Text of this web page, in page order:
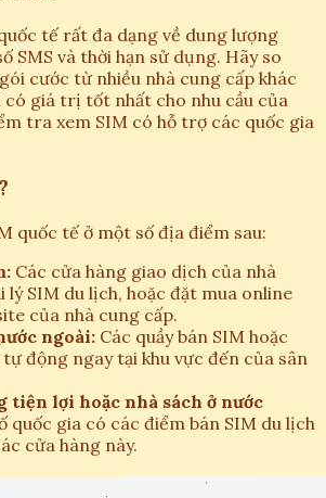
tế rất đa dạng về dung lượng
SMS và thời hạn sử dụng. Hãy so
cước từ nhiều nhà cung cấp khác
giá trị tốt nhất cho nhu cầu của
tra xem SIM có hỗ trợ các quốc gia
quốc tế ở một số địa điểm sau:
Các cửa hàng giao dịch của nhà
lý SIM du lịch, hoặc đặt mua online
của nhà cung cấp.
ngoài: Các quầy bán SIM hoặc
động ngay tại khu vực đến của sân
tiện lợi hoặc nhà sách ở nước
quốc gia có các điểm bán SIM du lịch
cửa hàng này.